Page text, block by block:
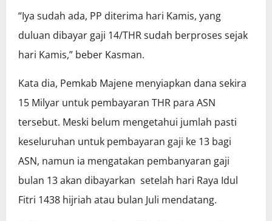
“Iya sudah ada, PP diterima hari Kamis, yang
duluan dibayar gaji 14/THR sudah berproses sejak
hari Kamis,” beber Kasman.
Kata dia, Pemkab Majene menyiapkan dana sekira
15 Milyar untuk pembayaran THR para ASN
tersebut. Meski belum mengetahui jumlah pasti
keseluruhan untuk pembayaran gaji ke 13 bagi
ASN, namun ia mengatakan pembanyaran gaji
bulan 13 akan dibayarkan setelah hari Raya Idul
Fitri 1438 hijriah atau bulan Juli mendatang.